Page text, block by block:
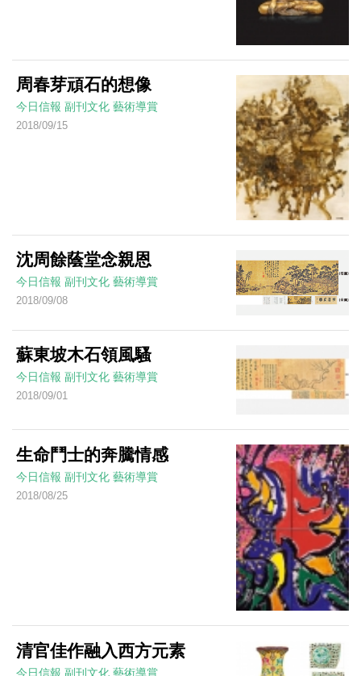
周春芽頑石的想像
今日信報 副刊文化 藝術導賞
2018/09/15
沈周餘蔭堂念親恩
今日信報 副刊文化 藝術導賞
2018/09/08
蘇東坡木石領風騷
今日信報 副刊文化 藝術導賞
2018/09/01
生命鬥士的奔騰情感
今日信報 副刊文化 藝術導賞
2018/08/25
清官佳作融入西方元素
今日信報 副刊文化 藝術導賞